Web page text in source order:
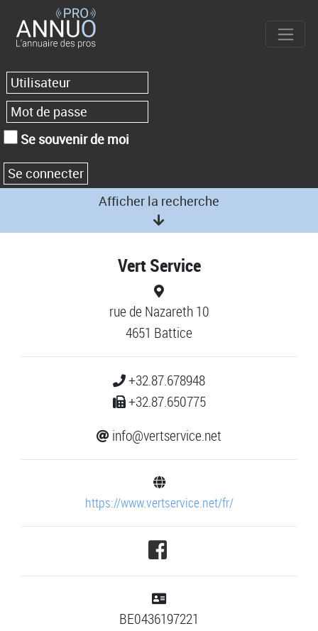
Se souvenir de moi
Afficher la recherche
Vert Service
rue de Nazareth 10
4651 Battice
+32.87.678948
+32.87.650775
info@vertservice.net
https://www.vertservice.net/fr/
BE0436197221